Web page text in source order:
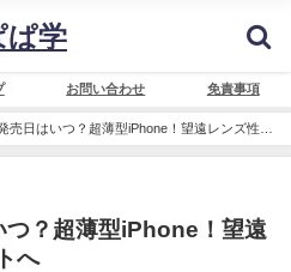
ぱ学
お問い合わせ 免責事項
売日はいつ？超薄型iPhone！望遠レンズ性能
？超薄型iPhone！望遠
へ